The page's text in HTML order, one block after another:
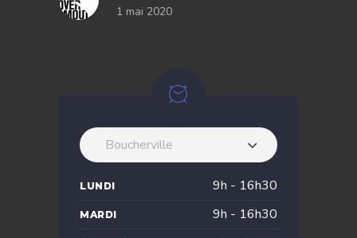
1 mai 2020
Boucherville
LUNDI 9h - 16h30
MARDI 9h - 16h30